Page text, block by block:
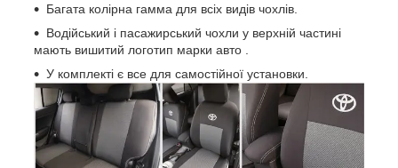
Багата колірна гамма для всіх видів чохлів.
Водійський і пасажирський чохли у верхній частині
мають вишитий логотип марки авто .
У комплекті є все для самостійної установки.